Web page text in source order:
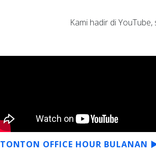
Kami hadir di
TONTON OFFICE HOUR BULANAN